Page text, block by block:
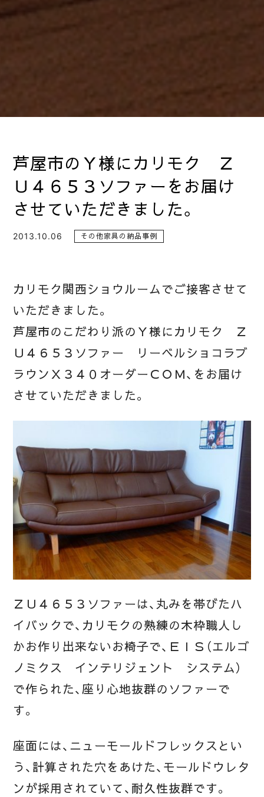
芦屋市のＹ様にカリモク Ｚ
Ｕ４６５３ソファーをお届け
させていただきました。
2013.10.06 その他家具の納品事例
カリモク関西ショウルームでご接客させて
いただきました。
芦屋市のこだわり派のＹ様にカリモク Ｚ
Ｕ４６５３ソファー リーベルショコラブ
ラウンＸ３４０オーダーＣＯＭ、をお届け
させていただきました。
ＺＵ４６５３ソファーは、丸みを帯びたハ
イバックで、カリモクの熟練の木枠職人し
かお作り出来ないお椅子で、ＥＩＳ（エルゴ
ノミクス インテリジェント システム）
で作られた、座り心地抜群のソファーで
す。
座面には、ニューモールドフレックスとい
う、計算された穴をあけた、モールドウレタ
ンが採用されていて、耐久性抜群です。